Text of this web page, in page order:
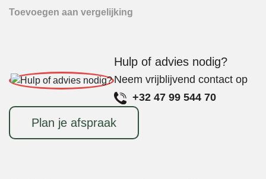
aantal
Toevoegen aan vergelijking
Hulp of advies nodig?
Neem vrijblijvend contact op
+32 47 99 544 70
Plan je afspraak